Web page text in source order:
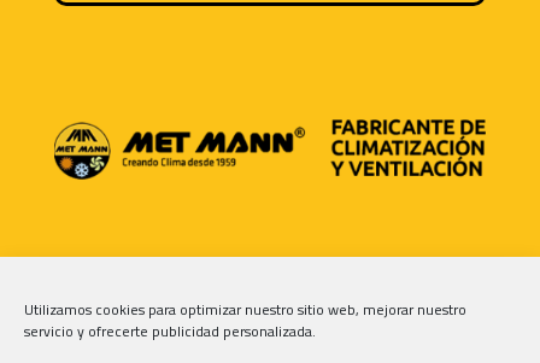
Utilizamos cookies para optimizar nuestro sitio web, mejorar nuestro
servicio y ofrecerte publicidad personalizada.
C/ Fontcuberta, 32-36
(Barcelona) Spain